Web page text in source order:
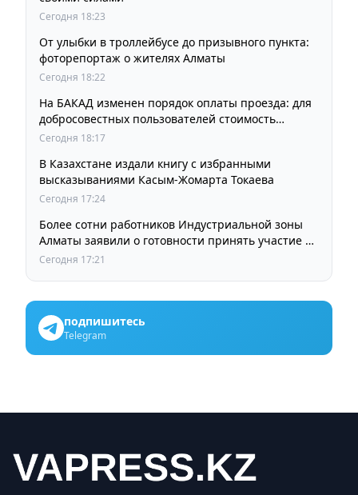
Сегодня 18:23
От улыбки в троллейбусе до призывного пункта:
фоторепортаж о жителях Алматы
Сегодня 18:22
На БАКАД изменен порядок оплаты проезда: для
добросовестных пользователей стоимость
остается прежней
Сегодня 18:17
В Казахстане издали книгу с избранными
высказываниями Касым-Жомарта Токаева
Сегодня 17:24
Более сотни работников Индустриальной зоны
Алматы заявили о готовности принять участие в
выборах членов Курылтая
Сегодня 17:21
подпишитесь
Telegram